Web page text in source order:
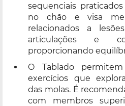
sequenciais
no chão e visa
relacionados a
articulações e
proporcionando
O Tablado
exercícios que
das molas. É
com membros